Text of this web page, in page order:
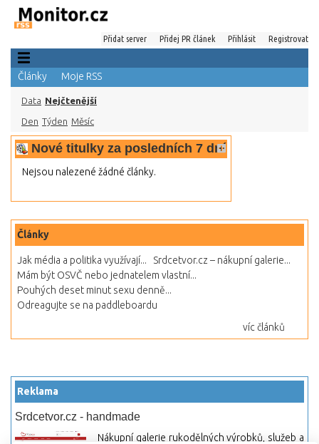
Přidat server Přidej PR článek Přihlásit Registrovat
Články Moje RSS
Data Nejčtenější
Den Týden Měsíc
Nové titulky za posledních 7 dní
Nejsou nalezené žádné články.
Články
Jak média a politika využívají...
Srdcetvor.cz – nákupní galerie...
Mám být OSVČ nebo jednatelem vlastní...
Pouhých deset minut sexu denně...
Odreagujte se na paddleboardu
víc článků
Reklama
Srdcetvor.cz - handmade
Nákupní galerie rukodělných výrobků, služeb a